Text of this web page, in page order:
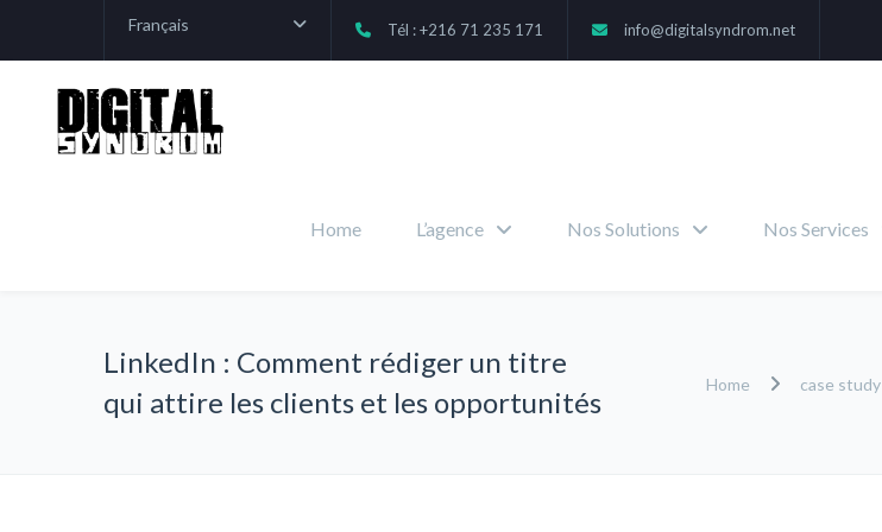
Français Tél : +216 71 235 171 info@digitalsyndrom.net
Home L’agence Nos Solutions Nos Services
LinkedIn : Comment rédiger un titre
qui attire les clients et les opportunités
Home case study